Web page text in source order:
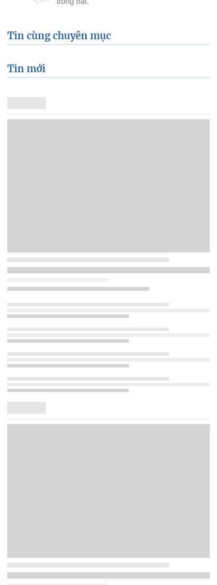
Tin cùng chuyên mục
Tin mới